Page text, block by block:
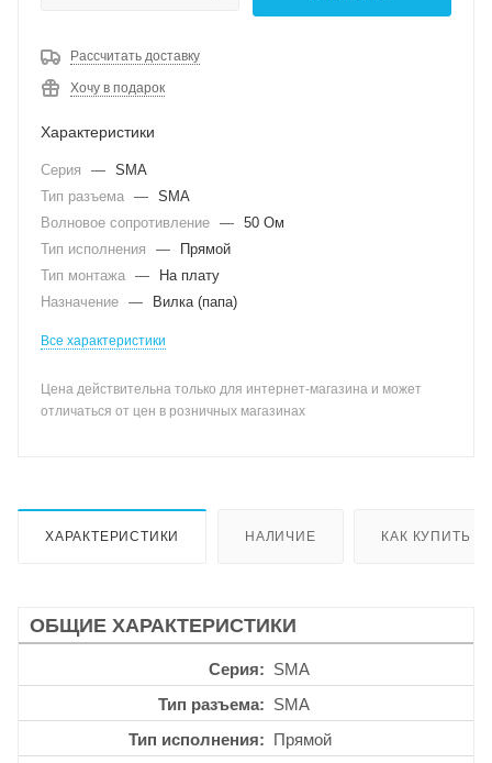
Рассчитать доставку
Хочу в подарок
Характеристики
Серия — SMA
Тип разъема — SMA
Волновое сопротивление — 50 Ом
Тип исполнения
—
Прямой
Тип монтажа —
На плату
Назначение — Вилка (папа)
Все характеристики
Цена действительна только для интернет-магазина и может
отличаться от цен в розничных магазинах
ХАРАКТЕРИСТИКИ НАЛИЧИЕ КАК КУПИТЬ
ОБЩИЕ ХАРАКТЕРИСТИКИ
Серия
SMA
Тип разъема
SMA
Тип исполнения
Прямой